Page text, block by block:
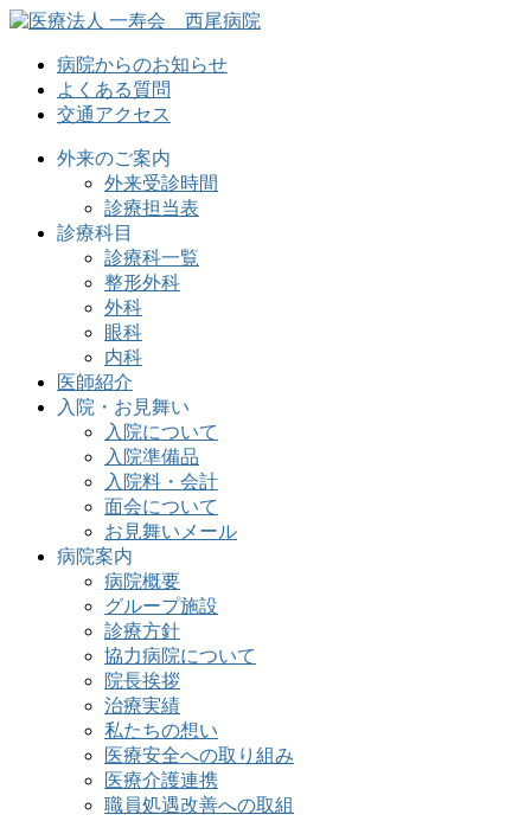
病院からのお知らせ
よくある質問
交通アクセス
外来のご案内
外来受診時間
診療担当表
診療科目
診療科一覧
整形外科
外科
眼科
内科
医師紹介
入院・お見舞い
入院について
入院準備品
入院料・会計
面会について
お見舞いメール
病院案内
病院概要
グループ施設
診療方針
協力病院について
院長挨拶
治療実績
私たちの想い
医療安全への取り組み
医療介護連携
職員処遇改善への取組